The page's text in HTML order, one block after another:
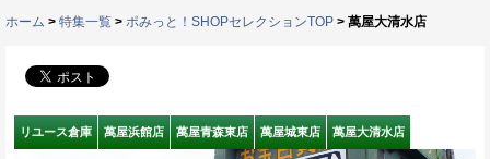
ホーム > 特集一覧 > ポみっと！SHOPセレクションTOP > 萬屋大清水店
リユース倉庫 萬屋浜館店 萬屋青森東店 萬屋城東店 萬屋大清水店